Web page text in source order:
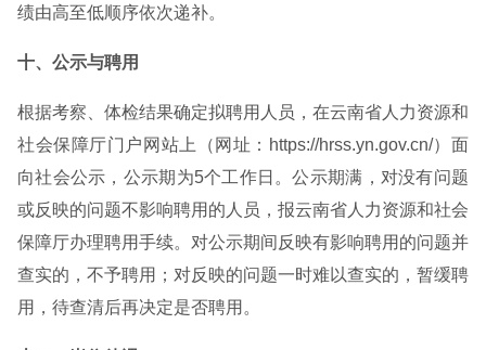
绩由高至低顺序依次递补。
十、公示与聘用
根据考察、体检结果确定拟聘用人员，在云南省人力资源和
社会保障厅门户网站上（网址：https://hrss.yn.gov.cn/）面
向社会公示，公示期为5个工作日。公示期满，对没有问题
或反映的问题不影响聘用的人员，报云南省人力资源和社会
保障厅办理聘用手续。对公示期间反映有影响聘用的问题并
查实的，不予聘用；对反映的问题一时难以查实的，暂缓聘
用，待查清后再决定是否聘用。